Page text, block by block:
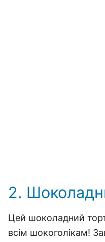
2.
Цей шоколадний
всім шокоголікам!